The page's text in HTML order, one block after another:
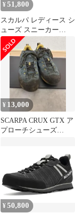
¥ 51,800
スカルパ レディース シ
ューズ スニーカー
Scarpa Crux Shoe
Womens SharkLavender
ラベンダー
¥ 13,000
SCARPA CRUX GTX ア
プローチシューズ
¥50,800